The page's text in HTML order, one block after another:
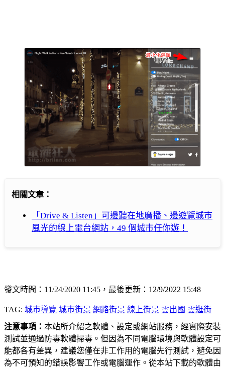
相關文章：
「Drive & Listen」可邊聽在地廣播、邊遊覽城巿
風光的線上電台網站，49 個城巿任你遊！
發文時間：11/24/2020 11:45，最後更新：12/9/2022 15:48
TAG: 城巿導覽 城巿街景 網路街景 線上街景 雲出國 雲逛街
注意事項： 本站所介紹之軟體、設定或網站服務，經實際安裝
測試並通過防毒軟體掃毒。但因為不同電腦環境與軟體設定可
能都各有差異，建議您僅在非工作用的電腦先行測試，避免因
為不可預知的錯誤影響工作或電腦運作。從本站下載的軟體由